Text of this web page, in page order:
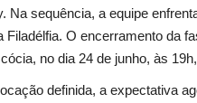
Na sequência, a equipe
Filadélfia. O encerramento da
no dia 24 de junho, às
definida, a expectativa